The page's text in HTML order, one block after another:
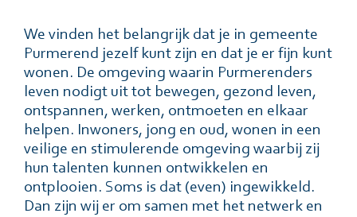
We vinden het belangrĳk dat je in gemeente
Purmerend jezelf kunt zĳn en dat je er fĳn kunt
wonen. De omgeving waarin Purmerenders
leven nodigt uit tot bewegen, gezond leven,
ontspannen, werken, ontmoeten en elkaar
helpen. Inwoners, jong en oud, wonen in een
veilige en stimulerende omgeving waarbĳ zĳ
hun talenten kunnen ontwikkelen en
ontplooien. Soms is dat (even) ingewikkeld.
Dan zĳn wĳ er om samen met het netwerk en